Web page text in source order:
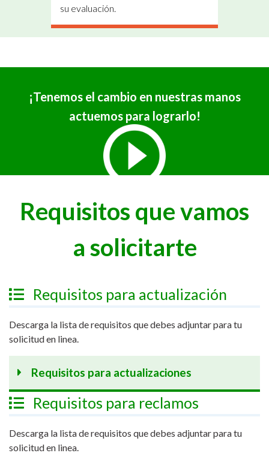
su evaluación.
¡Tenemos el cambio en nuestras manos
actuemos para lograrlo!
Requisitos que vamos
a solicitarte
Requisitos para actualización
Descarga la lista de requisitos que debes adjuntar para tu
solicitud en linea.
Requisitos para actualizaciones
Requisitos para reclamos
Descarga la lista de requisitos que debes adjuntar para tu
solicitud en linea.